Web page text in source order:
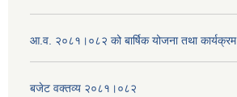
आ.व. २०८१।०८२ को बार्षिक योजना तथा कार्यक्रम
बजेट वक्तव्य २०८१।०८२